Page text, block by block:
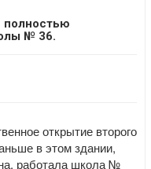
полностью
№ 36.
открытие второго
в этом здании,
работала школа №